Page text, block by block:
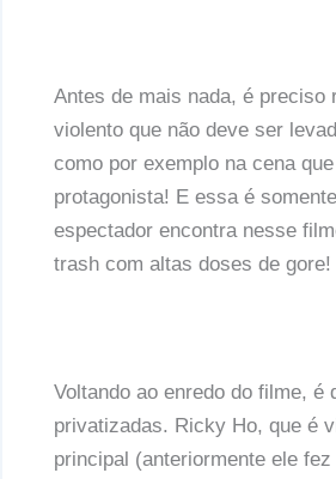
Antes de mais nada, é preciso
violento que não deve ser
como por exemplo na cena
protagonista! E essa é
espectador encontra nesse
trash com altas doses de gore!
Voltando ao enredo do filme,
privatizadas. Ricky Ho, que é
principal (anteriormente ele